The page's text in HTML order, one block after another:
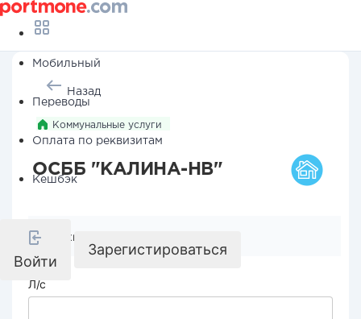
Мобильный
Переводы
Оплата по реквизитам
Кешбэк
Войти
Зарегистироваться
Назад
Коммунальные услуги
ОСББ "КАЛИНА-НВ"
Реквизиты компании
Л/с